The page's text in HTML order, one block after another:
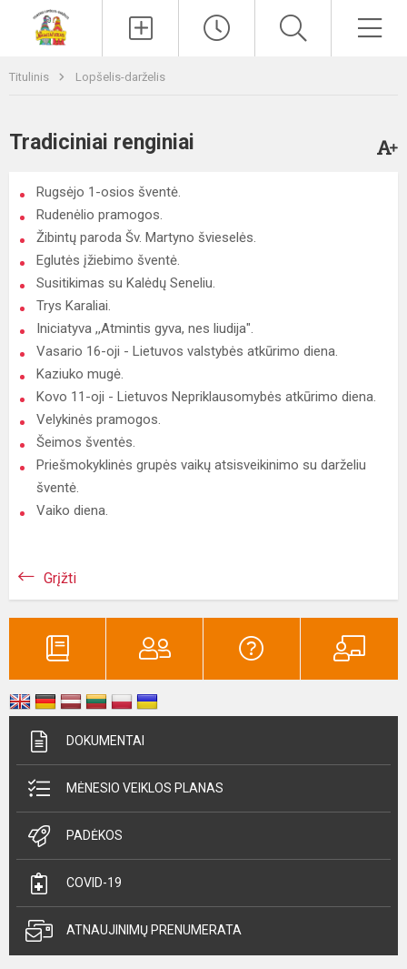
Titulinis Lopšelis-darželis
Tradiciniai renginiai
Rugsėjo 1-osios šventė.
Rudenėlio pramogos.
Žibintų paroda Šv. Martyno švieselės.
Eglutės įžiebimo šventė.
Susitikimas su Kalėdų Seneliu.
Trys Karaliai.
Iniciatyva ,,Atmintis gyva, nes liudija".
Vasario 16-oji - Lietuvos valstybės atkūrimo diena.
Kaziuko mugė.
Kovo 11-oji - Lietuvos Nepriklausomybės atkūrimo diena.
Velykinės pramogos.
Šeimos šventės.
Priešmokyklinės grupės vaikų atsisveikinimo su darželiu
šventė.
Vaiko diena.
Grįžti
DOKUMENTAI
MĖNESIO VEIKLOS PLANAS
PADĖKOS
COVID-19
ATNAUJINIMŲ PRENUMERATA